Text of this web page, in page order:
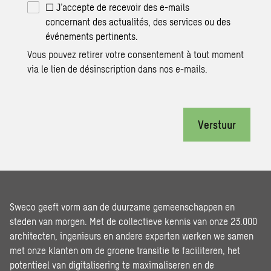
☐ J’accepte de recevoir des e-mails
concernant des actualités, des services ou des
événements pertinents.
Vous pouvez retirer votre consentement à tout moment
via le lien de désinscription dans nos e-mails.
Verstuur
Sweco geeft vorm aan de duurzame gemeenschappen en
steden van morgen. Met de collectieve kennis van onze 23.000
architecten, ingenieurs en andere experten werken we samen
met onze klanten om de groene transitie te faciliteren, het
potentieel van digitalisering te maximaliseren en de